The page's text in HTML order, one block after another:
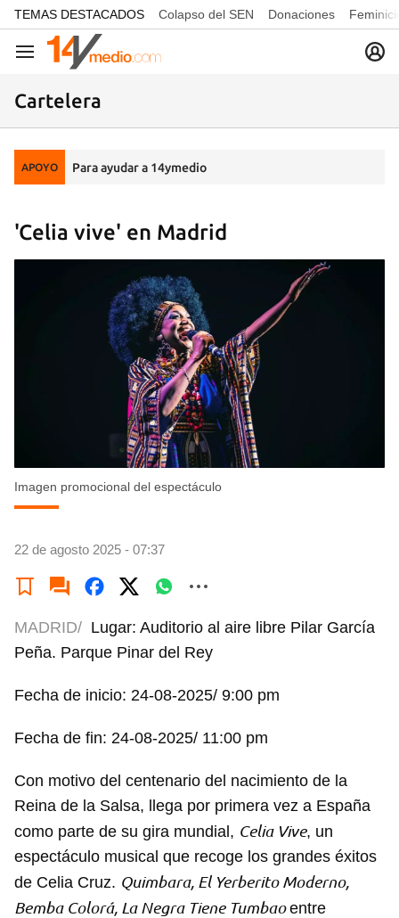
common.go-to-content
TEMAS DESTACADOS Colapso del SEN Donaciones
Navegación
Cartelera
APOYO Para ayudar a 14ymedio
'Celia vive' en Madrid
Imagen promocional del espectáculo
22 de agosto 2025 - 07:37
MADRID/ Lugar: Auditorio al aire libre Pilar García
Peña. Parque Pinar del Rey
Fecha de inicio: 24-08-2025/ 9:00 pm
Fecha de fin: 24-08-2025/ 11:00 pm
Con motivo del centenario del nacimiento de la
Reina de la Salsa, llega por primera vez a España
como parte de su gira mundial, Celia Vive, un
espectáculo musical que recoge los grandes éxitos
de Celia Cruz. Quimbara, El Yerberito Moderno,
Bemba Colorá, La Negra Tiene Tumbaoentre